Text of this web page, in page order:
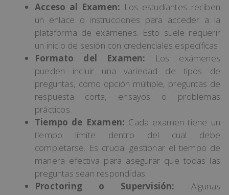
Acceso al Examen: Los estudiantes reciben
un enlace o instrucciones para acceder a la
plataforma de exámenes. Esto suele requerir
un inicio de sesión con credenciales específicas.
Formato del Examen: Los exámenes
pueden incluir una variedad de tipos de
preguntas, como opción múltiple, preguntas de
respuesta corta, ensayos o problemas
prácticos.
Tiempo de Examen: Cada examen tiene un
tiempo límite dentro del cual debe
completarse. Es crucial gestionar el tiempo de
manera efectiva para asegurar que todas las
preguntas sean respondidas.
Proctoring o Supervisión: Algunas